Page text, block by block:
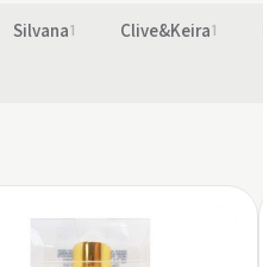
Silvana1 Clive&Keira1